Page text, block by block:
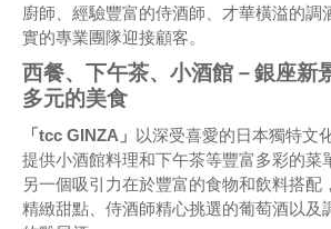
廚師、經驗豐富的侍酒師、才華橫溢的調
實的專業團隊迎接顧客。
西餐、下午茶、小酒館－銀座新
多元的美食
「tcc GINZA」 以深受喜愛的日本獨特文
提供小酒館料理和下午茶等豐富多彩的菜
另一個吸引力在於豐富的食物和飲料搭配
精緻甜點、侍酒師精心挑選的葡萄酒以及